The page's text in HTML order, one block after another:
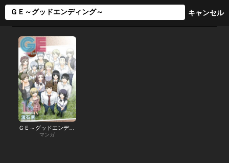
ＧＥ～グッドエンディング～
マンガ